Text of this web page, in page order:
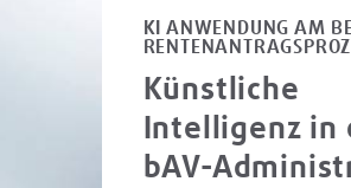
KI ANWENDUNG AM
Künstliche
Intelligenz in
bAV-